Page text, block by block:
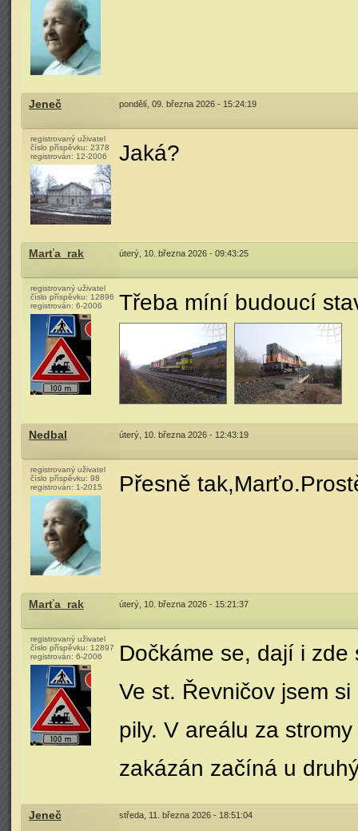
Jeneč pondělí, 09. března 2026 - 15:24:19
registrovaný uživatel
číslo příspěvku: 2378
registrován: 12-2006 Jaká?
Marťa_rak úterý, 10. března 2026 - 09:43:25
registrovaný uživatel
číslo příspěvku: 12896
registrován: 6-2006 Třeba míní budoucí
Nedbal úterý, 10. března 2026 - 12:43:19
registrovaný uživatel
číslo příspěvku: 98
registrován: 1-2015 Přesně
Marťa_rak úterý, 10. března 2026 - 15:21:37
registrovaný uživatel
číslo příspěvku: 12897
registrován: 6-2006
Dočkáme se, dají i zde
Ve st. Řevničov jsem
pily. V areálu za
zakázán začíná u
Jeneč středa, 11. března 2026 - 18:51:04